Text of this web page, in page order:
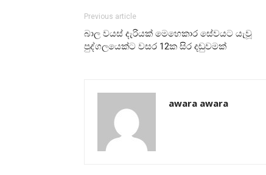
Previous article
බාල වයස් දැරියක් මෙහෙකාර සේවයට යැවූ
පුද්ගලයෙක්ට වසර 12ක සිර දඬුවමක්
awara awara